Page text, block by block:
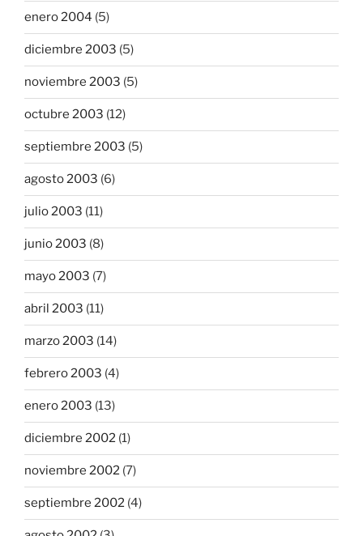
enero 2004 (5)
diciembre 2003 (5)
noviembre 2003 (5)
octubre 2003 (12)
septiembre 2003 (5)
agosto 2003 (6)
julio 2003 (11)
junio 2003 (8)
mayo 2003 (7)
abril 2003 (11)
marzo 2003 (14)
febrero 2003 (4)
enero 2003 (13)
diciembre 2002 (1)
noviembre 2002 (7)
septiembre 2002 (4)